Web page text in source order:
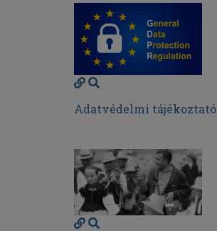
Adatvédelmi tájékoztató